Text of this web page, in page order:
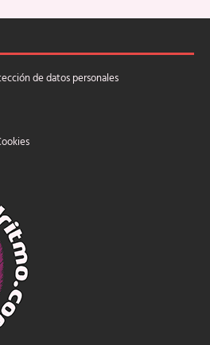
de datos personales